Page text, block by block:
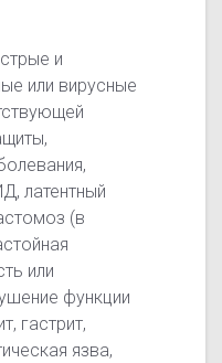
и
или вирусные
латентный
(в
или
функции
гастрит,
язва,